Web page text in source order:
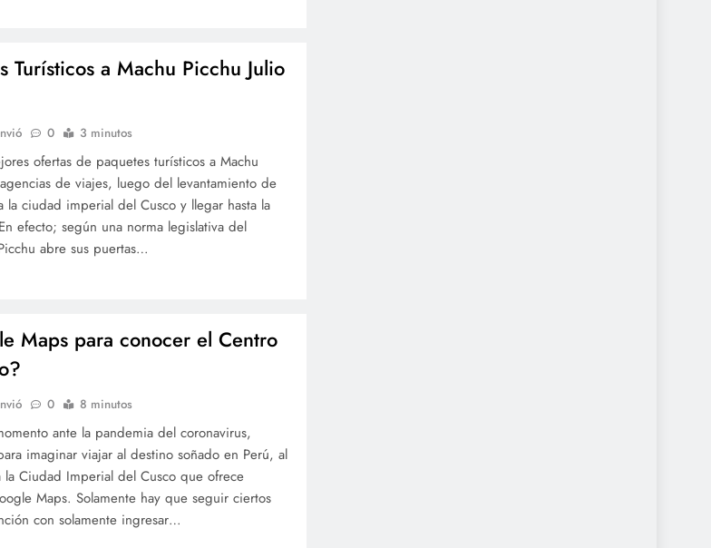
Turísticos a Machu Picchu Julio
0 3 minutos
ofertas de paquetes turísticos a Machu
de viajes, luego del levantamiento de
la ciudad imperial del Cusco y llegar hasta la
efecto; según una norma legislativa del
abre sus puertas…
Maps para conocer el Centro
0 8 minutos
ante la pandemia del coronavirus,
imaginar viajar al destino soñado en Perú, al
Ciudad Imperial del Cusco que ofrece
Maps. Solamente hay que seguir ciertos
con solamente ingresar…